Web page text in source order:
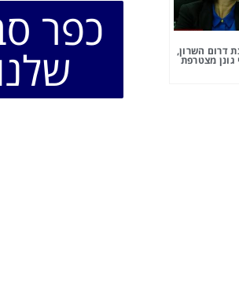
דרום השרון,
גונן מצטרפת
כפר